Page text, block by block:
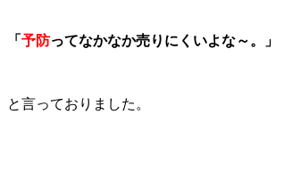
「 予防ってなかなか売りにくいよな～。」
と言っておりました。